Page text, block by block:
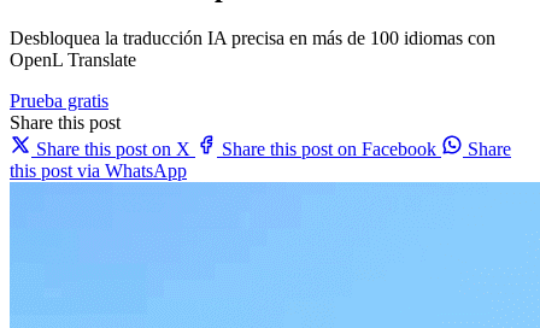
Desbloquea la traducción IA precisa en más de 100 idiomas con
OpenL Translate
Prueba gratis
Share this post
Share this post on X
Share this post on Facebook
Share
this post via WhatsApp